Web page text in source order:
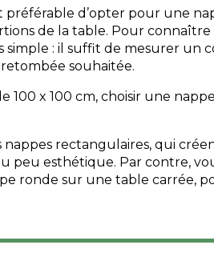
préférable d’opter pour une
de la table. Pour connaître
: il suffit de mesurer un
souhaitée.
100 x 100 cm, choisir une nappe
rectangulaires, qui
peu esthétique. Par contre,
ronde sur une table carrée,